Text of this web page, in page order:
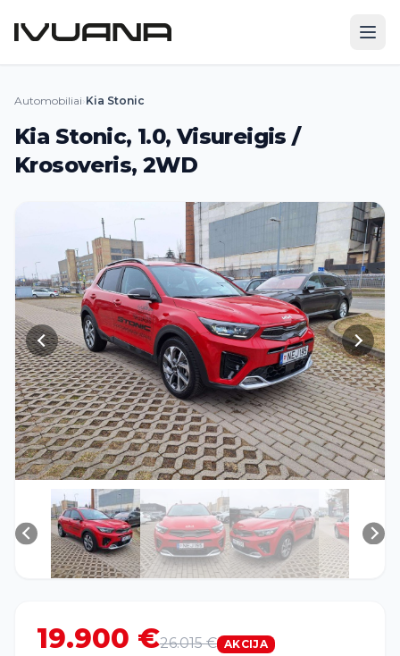
Automobiliai› Kia Stonic
Kia Stonic, 1.0, Visureigis /
Krosoveris, 2WD
19.900 €26.015 € AKCIJA